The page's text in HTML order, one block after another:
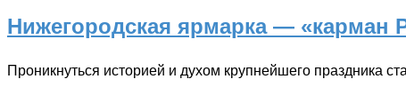
Нижегородская ярмарка — «карман
Проникнуться историей и духом крупнейшего праздника